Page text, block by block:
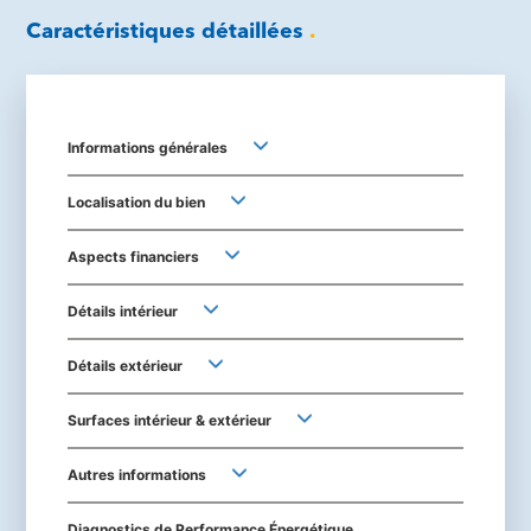
Caractéristiques détaillées .
Informations générales
Localisation du bien
Aspects financiers
Détails intérieur
Détails extérieur
Surfaces intérieur & extérieur
Autres informations